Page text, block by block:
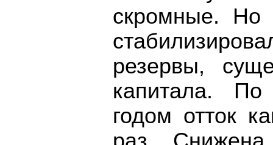
скромные. Но
резервы,
капитала.
годом отток